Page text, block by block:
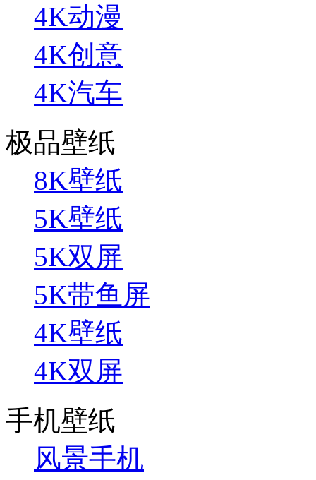
4K动漫
4K创意
4K汽车
极品壁纸
8K壁纸
5K壁纸
5K双屏
5K带鱼屏
4K壁纸
4K双屏
手机壁纸
风景手机